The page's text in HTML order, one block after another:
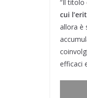
“Il titolo
cui
allora è
efficaci